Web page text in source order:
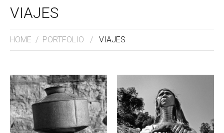
VIAJES
HOME / PORTFOLIO / VIAJES